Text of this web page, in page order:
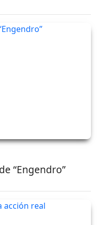
“Engendro”